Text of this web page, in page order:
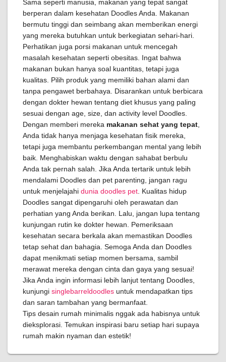
Sama seperti manusia, makanan yang tepat sangat
berperan dalam kesehatan Doodles Anda. Makanan
bermutu tinggi dan seimbang akan memberikan energi
yang mereka butuhkan untuk berkegiatan sehari-hari.
Perhatikan juga porsi makanan untuk mencegah
masalah kesehatan seperti obesitas. Ingat bahwa
makanan bukan hanya soal kuantitas, tetapi juga
kualitas. Pilih produk yang memiliki bahan alami dan
tanpa pengawet berbahaya. Disarankan untuk berbicara
dengan dokter hewan tentang diet khusus yang paling
sesuai dengan age, size, dan activity level Doodles.
Dengan memberi mereka makanan sehat yang tepat
Anda tidak hanya menjaga kesehatan fisik mereka,
tetapi juga membantu perkembangan mental yang lebih
baik. Menghabiskan waktu dengan sahabat berbulu
Anda tak pernah salah. Jika Anda tertarik untuk lebih
mendalami Doodles dan pet parenting, jangan ragu
untuk menjelajahi dunia doodles pet . Kualitas hidup
Doodles sangat dipengaruhi oleh perawatan dan
perhatian yang Anda berikan. Lalu, jangan lupa tentang
kunjungan rutin ke dokter hewan. Pemeriksaan
kesehatan secara berkala akan memastikan Doodles
tetap sehat dan bahagia. Semoga Anda dan Doodles
dapat menikmati setiap momen bersama, sambil
merawat mereka dengan cinta dan gaya yang sesuai!
Jika Anda ingin informasi lebih lanjut tentang Doodles,
kunjungi singlebarreldoodles untuk mendapatkan tips
dan saran tambahan yang bermanfaat.
Tips desain rumah minimalis nggak ada habisnya untuk
dieksplorasi. Temukan inspirasi baru setiap hari supaya
rumah makin nyaman dan estetik!